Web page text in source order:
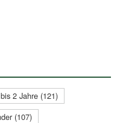
2 Jahre (121)
(107)